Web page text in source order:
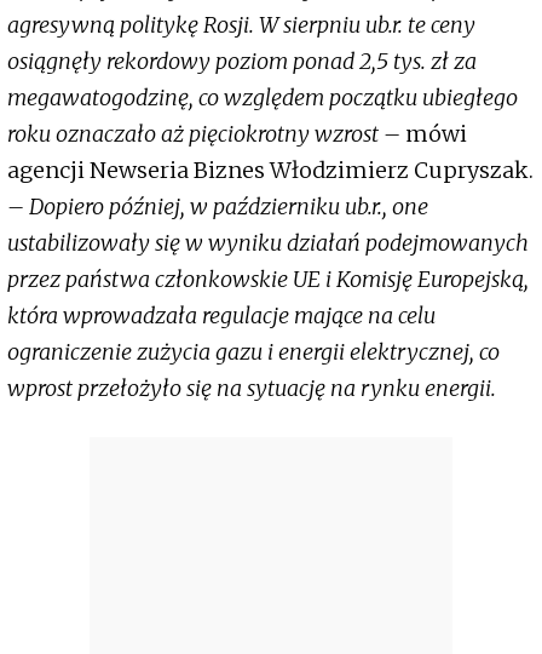
agresywną politykę Rosji. W sierpniu ub.r. te ceny
osiągnęły rekordowy poziom ponad 2,5 tys. zł za
megawatogodzinę, co względem początku ubiegłego
roku oznaczało aż pięciokrotny wzrost – mówi
agencji Newseria Biznes Włodzimierz Cupryszak.
– Dopiero później, w październiku ub.r., one
ustabilizowały się w wyniku działań podejmowanych
przez państwa członkowskie UE i Komisję Europejską,
która wprowadzała regulacje mające na celu
ograniczenie zużycia gazu i energii elektrycznej, co
wprost przełożyło się na sytuację na rynku energii.